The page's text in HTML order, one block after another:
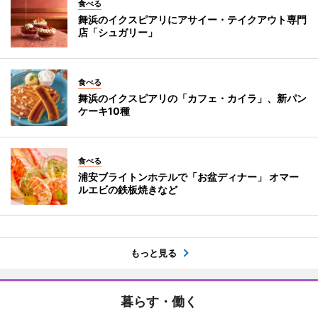
食べる
舞浜のイクスピアリにアサイー・テイクアウト専門
店「シュガリー」
食べる
舞浜のイクスピアリの「カフェ・カイラ」、新パン
ケーキ10種
食べる
浦安ブライトンホテルで「お盆ディナー」 オマー
ルエビの鉄板焼きなど
もっと見る
暮らす・働く